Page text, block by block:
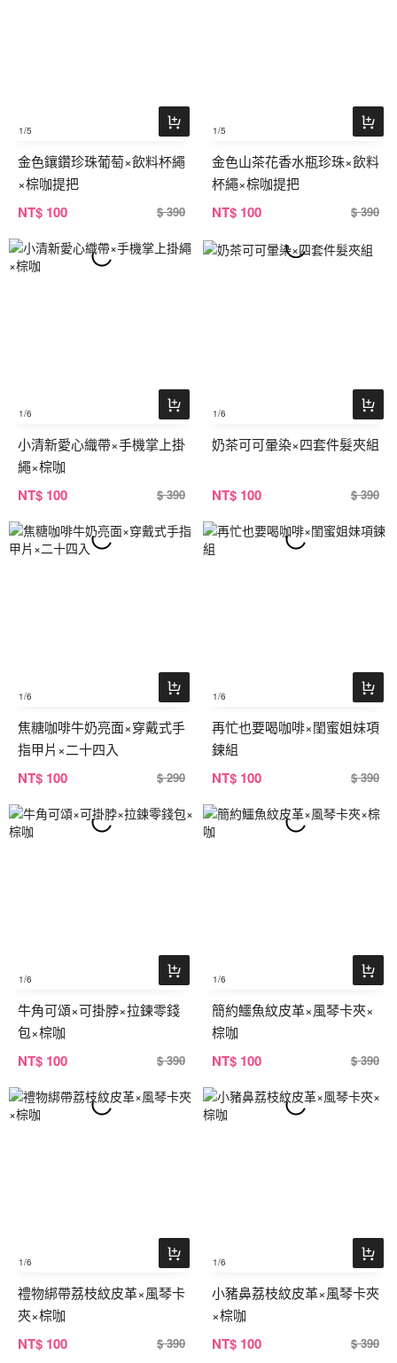
1/5
金色鑲鑽珍珠葡萄×飲料杯繩
×棕咖提把
NT$ 100 $ 390
1/5
金色山茶花香水瓶珍珠×飲料
杯繩×棕咖提把
NT$ 100 $ 390
1/6
小清新愛心織帶×手機掌上掛
繩×棕咖
NT$ 100 $ 390
1/6
奶茶可可暈染×四套件髮夾組
NT$ 100 $ 390
1/6
焦糖咖啡牛奶亮面×穿戴式手
指甲片×二十四入
NT$ 100 $ 290
1/6
再忙也要喝咖啡×閨蜜姐妹項
鍊組
NT$ 100 $ 390
1/6
牛角可頌×可掛脖×拉鍊零錢
包×棕咖
NT$ 100 $ 390
1/6
簡約鱷魚紋皮革×風琴卡夾×
棕咖
NT$ 100 $ 390
1/6
禮物綁帶荔枝紋皮革×風琴卡
夾×棕咖
NT$ 100 $ 390
1/6
小豬鼻荔枝紋皮革×風琴卡夾
×棕咖
NT$ 100 $ 390